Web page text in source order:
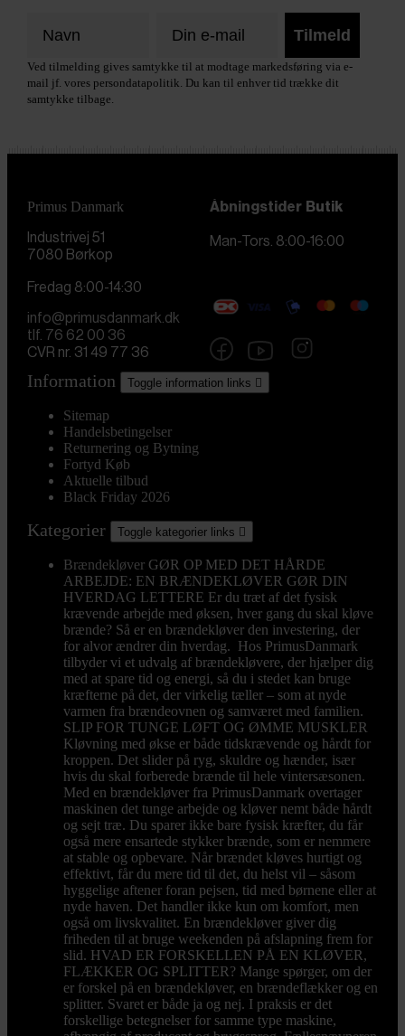
Tilmeld
Ved tilmelding gives samtykke til at modtage markedsføring via e-
mail jf. vores persondatapolitik. Du kan til enhver tid trække dit
samtykke tilbage.
Primus Danmark
Industrivej 51
7080 Børkop
Åbningstider Butik
Man-Tors. 8:00-16:00
Fredag 8:00-14:30
info@primusdanmark.dk
tlf. 76 62 00 36
CVR nr. 31 49 77 36
Information Toggle information links 
Sitemap
Handelsbetingelser
Returnering og Bytning
Fortyd Køb
Aktuelle tilbud
Black Friday 2026
Kategorier Toggle kategorier links 
Brændekløver GØR OP MED DET HÅRDE
ARBEJDE: EN BRÆNDEKLØVER GØR DIN
HVERDAG LETTERE Er du træt af det fysisk
krævende arbejde med øksen, hver gang du skal kløve
brænde? Så er en brændekløver den investering, der
for alvor ændrer din hverdag. Hos PrimusDanmark
tilbyder vi et udvalg af brændekløvere, der hjælper dig
med at spare tid og energi, så du i stedet kan bruge
kræfterne på det, der virkelig tæller – som at nyde
varmen fra brændeovnen og samværet med familien.
SLIP FOR TUNGE LØFT OG ØMME MUSKLER
Kløvning med økse er både tidskrævende og hårdt for
kroppen. Det slider på ryg, skuldre og hænder, især
hvis du skal forberede brænde til hele vintersæsonen.
Med en brændekløver fra PrimusDanmark overtager
maskinen det tunge arbejde og kløver nemt både hårdt
og sejt træ. Du sparer ikke bare fysisk kræfter, du får
også mere ensartede stykker brænde, som er nemmere
at stable og opbevare. Når brændet kløves hurtigt og
effektivt, får du mere tid til det, du helst vil – såsom
hyggelige aftener foran pejsen, tid med børnene eller at
nyde haven. Det handler ikke kun om komfort, men
også om livskvalitet. En brændekløver giver dig
friheden til at bruge weekenden på afslapning frem for
slid. HVAD ER FORSKELLEN PÅ EN KLØVER,
FLÆKKER OG SPLITTER? Mange spørger, om der
er forskel på en brændekløver, en brændeflækker og en
splitter. Svaret er både ja og nej. I praksis er det
forskellige betegnelser for samme type maskine,